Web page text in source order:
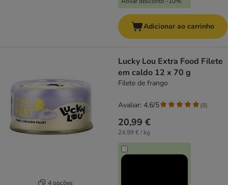
Adicionar ao carrinho
4 opções
Lucky Lou Extra Food Filete
em caldo 12 x 70 g
Filete de frango
20,99 €
24,99 € / kg
Avaliar: 4.6/5 (8)